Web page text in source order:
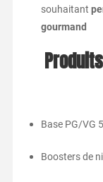
souhaitant
gourmand
Base PG/VG
Boosters de